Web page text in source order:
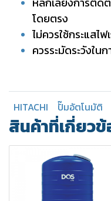
โดยตรง
ไม่ควรใช้กระแสไ
ควรระมัดระวังใน
HITACHI ปั๊มอัตโนมัติ
สินค้าที่เกี่ยว